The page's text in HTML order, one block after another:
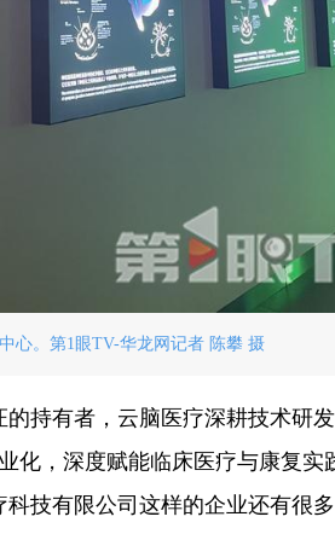
心。第1眼TV-华龙网记者 陈攀 摄
持有者，云脑医疗深耕技术研发
化，深度赋能临床医疗与康复实
技有限公司这样的企业还有很